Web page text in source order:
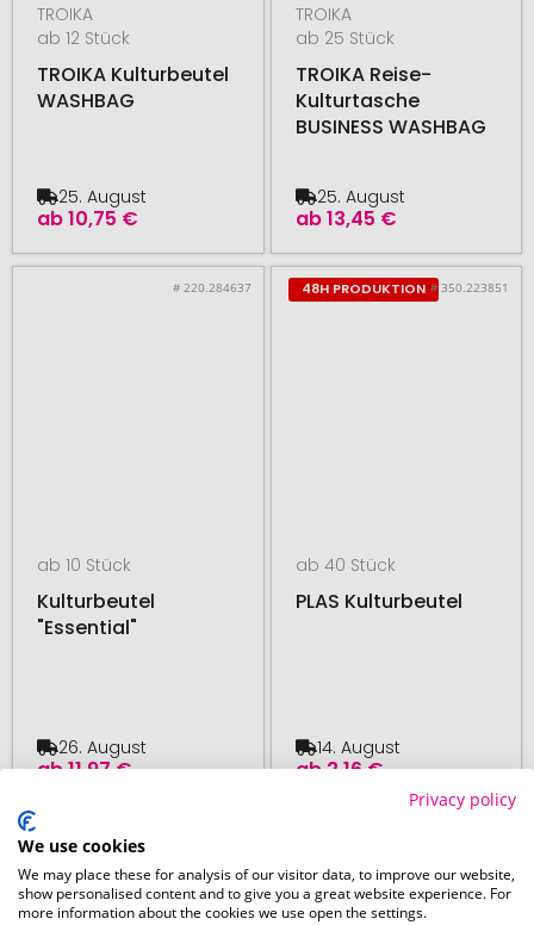
TROIKA
ab 12 Stück
TROIKA Kulturbeutel
WASHBAG
ab10,75 €
25. August
TROIKA
ab 25 Stück
TROIKA Reise-
Kulturtasche
BUSINESS WASHBAG
ab13,45 €
25. August
# 220.284637
ab 10 Stück
Kulturbeutel
"Essential"
ab11,97 €
26. August
48H PRODUKTION # 350.223851
ab 40 Stück
PLAS Kulturbeutel
ab2,16 €
14. August
48H PRODUKTION
Privacy policy
We use cookies
We may place these for analysis of our visitor data, to improve our website,
show personalised content and to give you a great website experience. For
more information about the cookies we use open the settings.